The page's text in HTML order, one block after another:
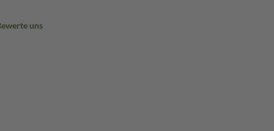
uns